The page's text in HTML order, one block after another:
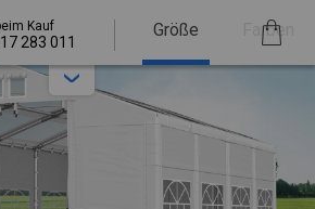
Kauf
283 011
Größe Farben